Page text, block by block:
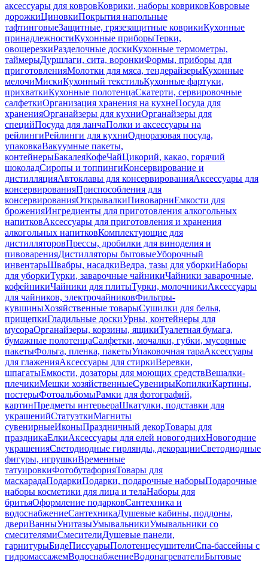
аксессуары для ковровКоврики, наборы ковриковКовровые
дорожкиЦиновкиПокрытия напольные
тафтинговыеЗащитные, грязезащитные коврикиКухонные
принадлежностиКухонные приборыТерки,
овощерезкиРазделочные доскиКухонные термометры,
таймерыДуршлаги, сита, воронкиФормы, приборы для
приготовленияМолотки для мяса, тендерайзерыКухонные
мелочиМискиКухонный текстильКухонные фартуки,
прихваткиКухонные полотенцаСкатерти, сервировочные
салфеткиОрганизация хранения на кухнеПосуда для
храненияОрганайзеры для кухниОрганайзеры для
специйПосуда для ланчаПолки и аксессуары на
рейлингиРейлинги для кухниОдноразовая посуда,
упаковкаВакуумные пакеты,
контейнерыБакалеяКофеЧайЦикорий, какао, горячий
шоколадСиропы и топпингиКонсервирование и
дистилляцияАвтоклавы для консервированияАксессуары для
консервированияПриспособления для
консервированияОткрывалкиПивоварниЕмкости для
броженияИнгредиенты для приготовления алкогольных
напитковАксессуары для приготовления и хранения
алкогольных напитковКомплектующие для
дистилляторовПрессы, дробилки для виноделия и
пивоваренияДистилляторы бытовыеУборочный
инвентарьШвабры, насадкиВедра, тазы для уборкиНаборы
для уборкиТурки, заварочные чайникиЧайники заварочные,
кофейникиЧайники для плитыТурки, молочникиАксессуары
для чайников, электрочайниковФильтры-
кувшиныХозяйственные товарыСушилки для белья,
прищепкиГладильные доскиУрны, контейнеры для
мусораОрганайзеры, корзины, ящикиТуалетная бумага,
бумажные полотенцаСалфетки, мочалки, губки, мусорные
пакетыФольга, пленка, пакетыУпаковочная тараАксессуары
для глаженияАксессуары для стиркиВеревки,
шпагатыЕмкости, дозаторы для моющих средствВешалки-
плечикиМешки хозяйственныеСувенирыКопилкиКартины,
постерыФотоальбомыРамки для фотографий,
картинПредметы интерьераШкатулки, подставки для
украшенийСтатуэткиМагниты
сувенирныеИконыПраздничный декорТовары для
праздникаЕлкиАксессуары для елей новогоднихНовогодние
украшенияСветодиодные гирлянды, декорацииСветодиодные
фигуры, игрушкиВременные
татуировкиФотобутафорияТовары для
маскарадаПодаркиПодарки, подарочные наборыПодарочные
наборы косметики для лица и телаНаборы для
бритьяОформление подарковСантехника и
водоснабжениеСантехникаДушевые кабины, поддоны,
двериВанныУнитазыУмывальникиУмывальники со
смесителямиСмесителиДушевые панели,
гарнитурыБидеПиссуарыПолотенцесушителиСпа-бассейны с
гидромассажемВодоснабжениеВодонагревателиБытовые